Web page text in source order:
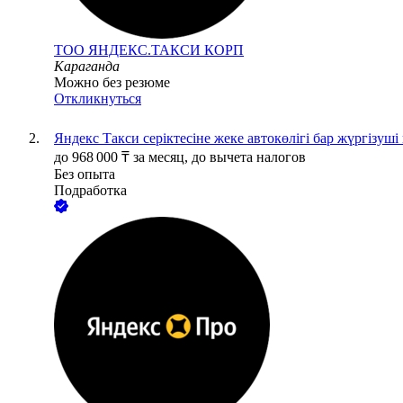
ТОО ЯНДЕКС.ТАКСИ КОРП
Караганда
Можно без резюме
Откликнуться
Яндекс Такси серіктесіне жеке автокөлігі бар
до 968 000 ₸ за месяц, до вычета налогов
Без опыта
Подработка